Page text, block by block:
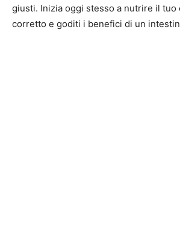
giusti. Inizia oggi stesso a nutrire il tuo
corretto e goditi i benefici di un